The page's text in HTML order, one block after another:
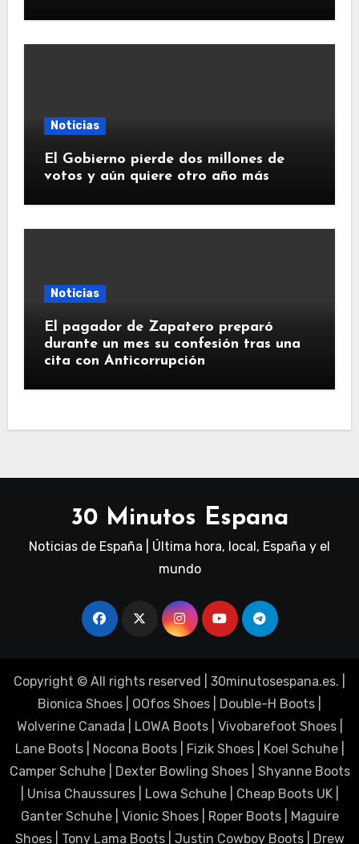
Noticias
El Gobierno pierde dos millones de
votos y aún quiere otro año más
Noticias
El pagador de Zapatero preparó
durante un mes su confesión tras una
cita con Anticorrupción
30 Minutos Espana
Noticias de España | Última hora, local, España y el
mundo
Copyright © All rights reserved 30minutosespana.es. |
Bionica Shoes
OOfos Shoes Double-H Boots
Wolverine Canada
LOWA Boots| Vivobarefoot Shoes|
Lane Boots| Nocona Boots| Fizik Shoes| Koel Schuhe|
Camper Schuhe| Dexter Bowling Shoes| Shyanne Boots
Unisa Chaussures| Lowa Schuhe| Cheap Boots UK
Ganter Schuhe
Vionic Shoes| Roper Boots| Maguire
Shoes| Tony Lama Boots| Justin Cowboy Boots| Drew